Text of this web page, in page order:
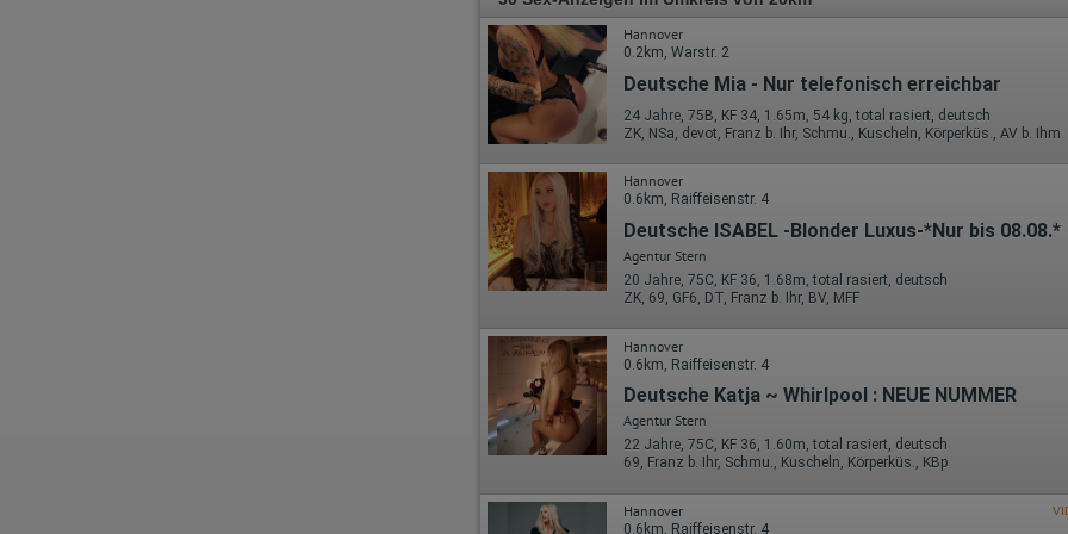
Hannover
0.2km, Warstr. 2
Deutsche Mia - Nur telefonisch erreichbar
24 Jahre, 75B, KF 34, 1.65m, 54 kg, total rasiert, deutsch
ZK, NSa, devot, Franz b. Ihr, Schmu., Kuscheln, Körperküs., AV b. Ihm
Hannover
0.6km, Raiffeisenstr. 4
Deutsche ISABEL -Blonder Luxus-*Nur bis 08.08.*
Agentur Stern
20 Jahre, 75C, KF 36, 1.68m, total rasiert, deutsch
ZK, 69, GF6, DT, Franz b. Ihr, BV, MFF
Hannover
0.6km, Raiffeisenstr. 4
Deutsche Katja ~ Whirlpool : NEUE NUMMER
Agentur Stern
22 Jahre, 75C, KF 36, 1.60m, total rasiert, deutsch
69, Franz b. Ihr, Schmu., Kuscheln, Körperküs., KBp
Hannover
0.6km, Raiffeisenstr. 4